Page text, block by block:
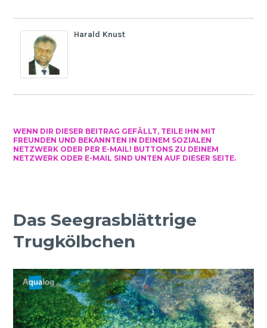
Harald Knust
WENN DIR DIESER BEITRAG GEFÄLLT, TEILE IHN MIT
FREUNDEN UND BEKANNTEN IN DEINEM SOZIALEN
NETZWERK ODER PER E-MAIL! BUTTONS ZU DEINEM
NETZWERK ODER E-MAIL SIND UNTEN AUF DIESER SEITE.
Das Seegrasblättrige
Trugkölbchen